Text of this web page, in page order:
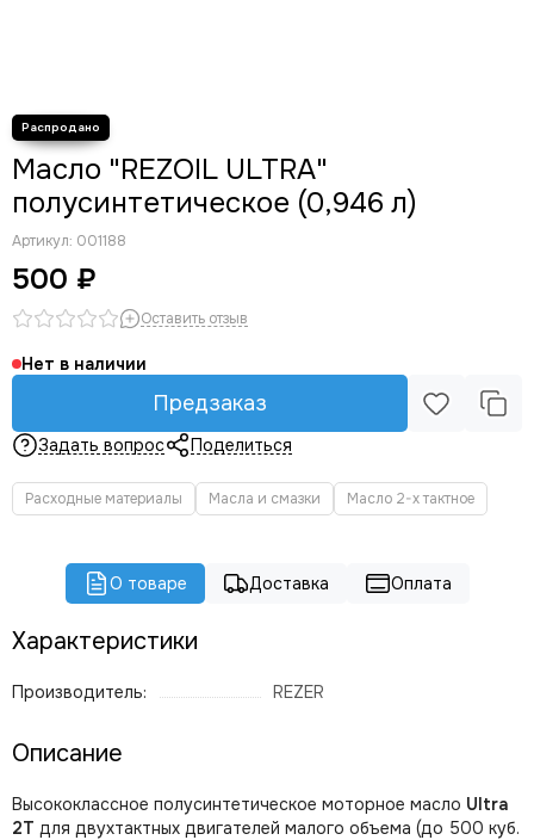
Пылесборники
Биты и наборы
Пилки для лобзика
Долота
Сверла
Стойки для дрели
Масло "REZOIL ULTRA"
полусинтетическое (0,946 л)
Артикул: 001188
500 ₽
Оставить отзыв
Нет в наличии
Предзаказ
Задать вопрос Поделиться
Расходные материалы Масла и смазки Масло 2-х тактное
О товаре Доставка Оплата
Характеристики
Производитель: REZER
Описание
Высококлассное полусинтетическое моторное масло Ultra
2T для двухтактных двигателей малого объема (до 500 куб.